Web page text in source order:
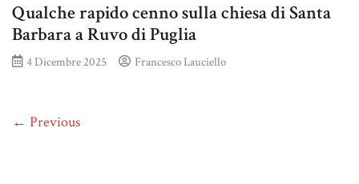
Qualche rapido cenno sulla chiesa di Santa
Barbara a Ruvo di Puglia
4 Dicembre 2025 Francesco Lauciello
← Previous